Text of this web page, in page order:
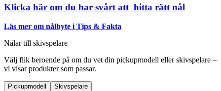
Klicka här om du har svårt att hitta rätt nål
Läs mer om nålbyte i Tips & Fakta
Nålar till skivspelare
Välj flik beroende på om du vet din pickupmodell eller skivspelare –
vi visar produkter som passar.
Pickupmodell Skivspelare